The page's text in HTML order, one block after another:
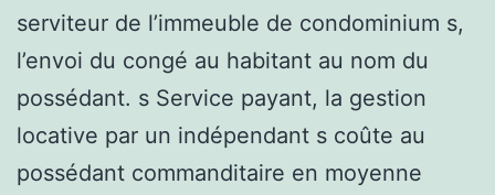
serviteur de l’immeuble de condominium s,
l’envoi du congé au habitant au nom du
possédant. s Service payant, la gestion
locative par un indépendant s coûte au
possédant commanditaire en moyenne